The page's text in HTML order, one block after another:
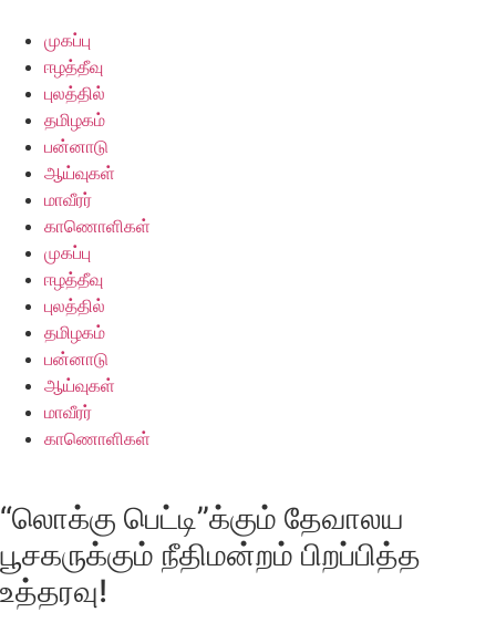
content
முகப்பு
ஈழத்தீவு
புலத்தில்
தமிழகம்
பன்னாடு
ஆய்வுகள்
மாவீரர்
காணொளிகள்
முகப்பு
ஈழத்தீவு
புலத்தில்
தமிழகம்
பன்னாடு
ஆய்வுகள்
மாவீரர்
காணொளிகள்
“லொக்கு பெட்டி”க்கும் தேவாலய
பூசகருக்கும் நீதிமன்றம் பிறப்பித்த
உத்தரவு!